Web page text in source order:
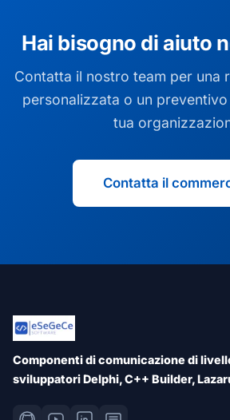
Hai bisogno di aiuto
Contatta il nostro team per una
personalizzata o un
tua
Contatta il
Componenti di comunicazione di
sviluppatori Delphi, C++ Builder,